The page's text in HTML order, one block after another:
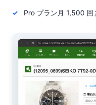
Pro プラン月 1,500 回